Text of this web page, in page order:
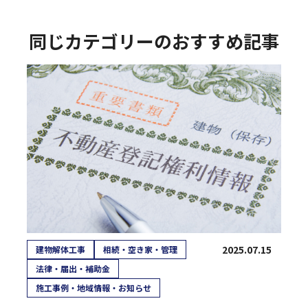
同じカテゴリーのおすすめ記事
建物解体工事
相続・空き家・管理
法律・届出・補助金
施工事例・地域情報・お知らせ
2025.07.15